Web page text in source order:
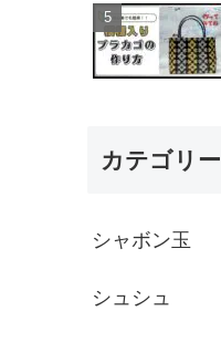
カテゴリー
シャボン玉
シュシュ